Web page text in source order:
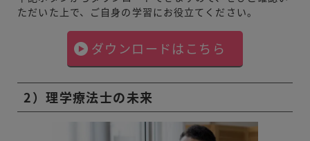
ただいた上で、ご自身の学習にお役立てください。
ダウンロードはこちら
2）理学療法士の未来